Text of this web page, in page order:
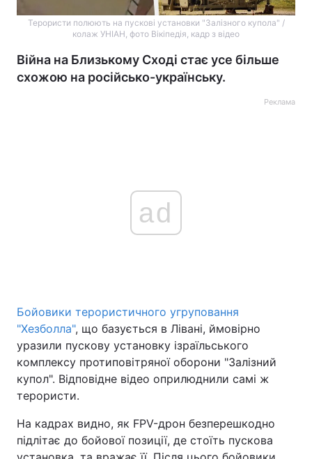
Терористи полюють на пускові установки "Залізного купола" /
колаж УНІАН, фото Вікіпедія, кадр з відео
Війна на Близькому Сході стає усе більше
схожою на російсько-українську.
Реклама
ad
Бойовики терористичного угруповання
"Хезболла", що базується в Лівані, ймовірно
уразили пускову установку ізраїльського
комплексу протиповітряної оборони "Залізний
купол". Відповідне відео оприлюднили самі ж
терористи.
На кадрах видно, як FPV-дрон безперешкодно
підлітає до бойової позиції, де стоїть пускова